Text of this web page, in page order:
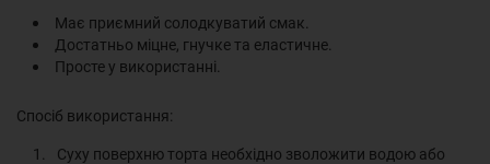
Має приємний солодкуватий смак.
Достатньо міцне, гнучке та еластичне.
Просте у використанні.
Спосіб використання:
Суху поверхню торта необхідно зволожити водою або